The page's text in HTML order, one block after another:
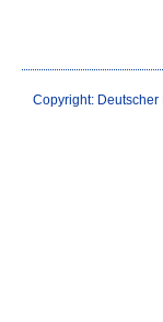
Copyright: Deutscher